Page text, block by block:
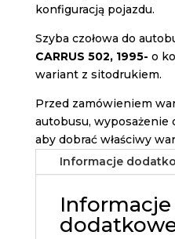
konfiguracją pojazdu.
Szyba czołowa do
CARRUS 502, 1995- o
wariant z sitodrukiem.
Przed zamówieniem
autobusu, wyposażenie
aby dobrać właściwy
Informacje
Informacje